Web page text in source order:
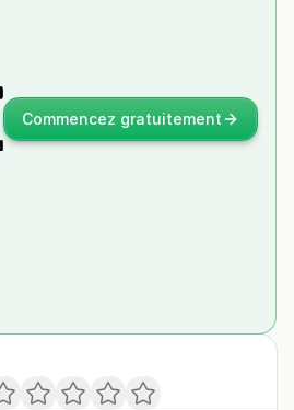
Commencez gratuitement